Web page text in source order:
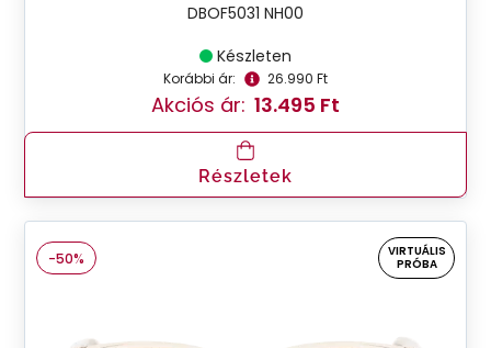
DBOF5031 NH00
Készleten
Korábbi ár: 26.990 Ft
Akciós ár: 13.495 Ft
Részletek
-50%
VIRTUÁLIS
PRÓBA